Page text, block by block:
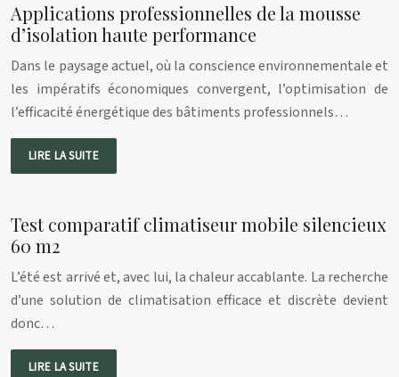
Applications professionnelles de la mousse
d’isolation haute performance
Dans le paysage actuel, où la conscience environnementale et
les impératifs économiques convergent, l’optimisation de
l’efficacité énergétique des bâtiments professionnels…
LIRE LA SUITE
Test comparatif climatiseur mobile silencieux
60 m2
L’été est arrivé et, avec lui, la chaleur accablante. La recherche
d’une solution de climatisation efficace et discrète devient
donc…
LIRE LA SUITE